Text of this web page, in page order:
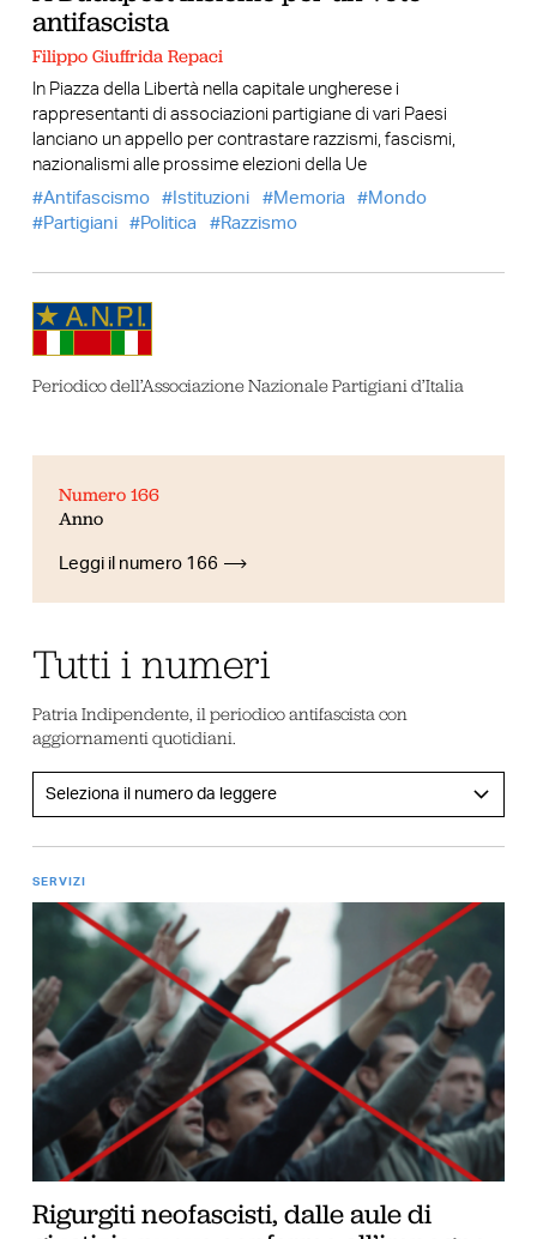
antifascista
Filippo Giuffrida Repaci
In Piazza della Libertà nella capitale ungherese i
rappresentanti di associazioni partigiane di vari Paesi
lanciano un appello per contrastare razzismi, fascismi,
nazionalismi alle prossime elezioni della Ue
Antifascismo
Istituzioni Memoria
Mondo
Partigiani
Politica Razzismo
Periodico dell’Associazione Nazionale Partigiani d’Italia
Numero 166
Anno
Leggi il numero 166
Tutti i numeri
Patria Indipendente, il periodico antifascista con
aggiornamenti quotidiani.
SERVIZI
Rigurgiti neofascisti, dalle aule di